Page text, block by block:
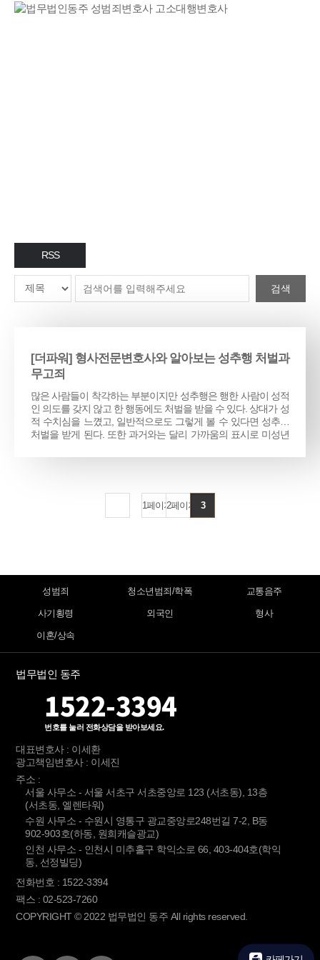
RSS
검색
[더파워] 형사전문변호사와 알아보는 성추행 처벌과
무고죄
많은 사람들이 착각하는 부분이지만 성추행은 행한 사람이 성적
인 의도를 갖지 않고 한 행동에도 처벌을 받을 수 있다. 상대가 성
적 수치심을 느꼈고, 일반적으로도 그렇게 볼 수 있다면 성추행
처벌을 받게 된다. 또한 과거와는 달리 가까움의 표시로 미성년
행처벌을 받을 수 있…
1페이지
2페이지 3
성범죄 청소년범죄/학폭 교통음주
사기횡령 외국인 형사
이혼/상속
법무법인 동주
1522-3394
번호를 눌러 전화상담을 받아보세요.
대표변호사 : 이세환
광고책임변호사 : 이세진
주소 :
서울 사무소 - 서울 서초구 서초중앙로 123 (서초동), 13층
(서초동, 엘렌타워)
수원 사무소 - 수원시 영통구 광교중앙로248번길 7-2, B동
902-903호(하동, 원희캐슬광교)
인천 사무소 - 인천시 미추홀구 학익소로 66, 403-404호(학익
동, 선정빌딩)
전화번호 : 1522-3394
팩스 : 02-523-7260
COPYRIGHT © 2022 법무법인 동주 All rights reserved.